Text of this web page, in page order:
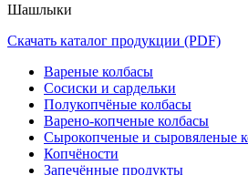
Шашлыки
Скачать каталог продукции (PDF)
Вареные колбасы
Сосиски и сардельки
Полукопчёные колбасы
Варено-копченые колбасы
Сырокопченые и сыровяленые
Копчёности
Запечённые продукты